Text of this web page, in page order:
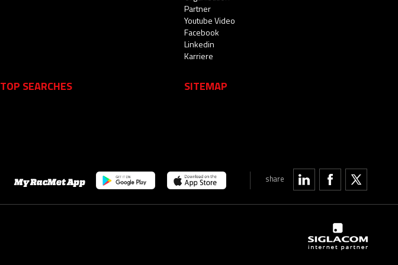
Partner
Youtube Video
Facebook
Linkedin
Karriere
TOP SEARCHES
SITEMAP
share
My RacMet App